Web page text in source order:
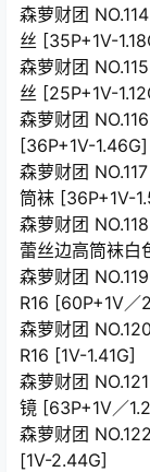
森萝财团
丝 [35P+1V-
森萝财团
丝 [25P+1V-
森萝财团
[36P+1V-1.46G]
森萝财团
筒袜 [36P+1V-
森萝财团
蕾丝边高筒袜白
森萝财团
R16 [60P+1V／
森萝财团
R16 [1V-1.41G]
森萝财团
镜 [63P+1V／
森萝财团
[1V-2.44G]